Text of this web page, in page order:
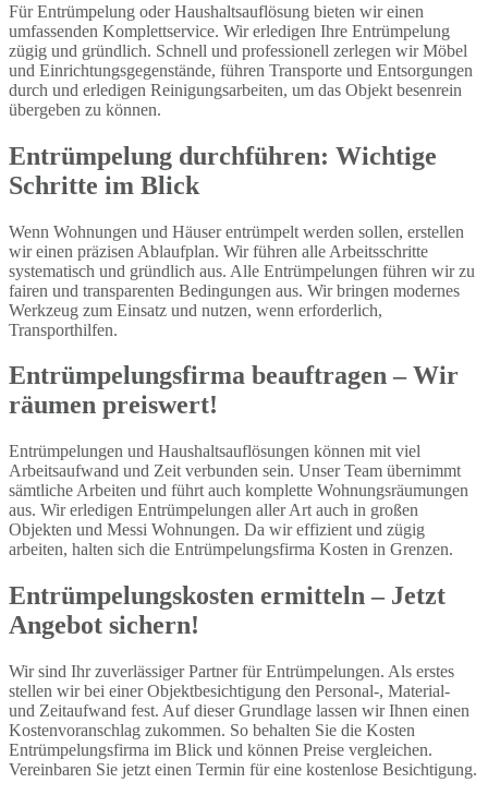
Für Entrümpelung oder Haushaltsauflösung bieten wir einen
umfassenden Komplettservice. Wir erledigen Ihre Entrümpelung
zügig und gründlich. Schnell und professionell zerlegen wir Möbel
und Einrichtungsgegenstände, führen Transporte und Entsorgungen
durch und erledigen Reinigungsarbeiten, um das Objekt besenrein
übergeben zu können.
Entrümpelung durchführen: Wichtige
Schritte im Blick
Wenn Wohnungen und Häuser entrümpelt werden sollen, erstellen
wir einen präzisen Ablaufplan. Wir führen alle Arbeitsschritte
systematisch und gründlich aus. Alle Entrümpelungen führen wir zu
fairen und transparenten Bedingungen aus. Wir bringen modernes
Werkzeug zum Einsatz und nutzen, wenn erforderlich,
Transporthilfen.
Entrümpelungsfirma beauftragen – Wir
räumen preiswert!
Entrümpelungen und Haushaltsauflösungen können mit viel
Arbeitsaufwand und Zeit verbunden sein. Unser Team übernimmt
sämtliche Arbeiten und führt auch komplette Wohnungsräumungen
aus. Wir erledigen Entrümpelungen aller Art auch in großen
Objekten und Messi Wohnungen. Da wir effizient und zügig
arbeiten, halten sich die Entrümpelungsfirma Kosten in Grenzen.
Entrümpelungskosten ermitteln – Jetzt
Angebot sichern!
Wir sind Ihr zuverlässiger Partner für Entrümpelungen. Als erstes
stellen wir bei einer Objektbesichtigung den Personal-, Material-
und Zeitaufwand fest. Auf dieser Grundlage lassen wir Ihnen einen
Kostenvoranschlag zukommen. So behalten Sie die Kosten
Entrümpelungsfirma im Blick und können Preise vergleichen.
Vereinbaren Sie jetzt einen Termin für eine kostenlose Besichtigung.